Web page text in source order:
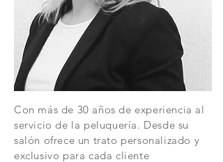
Con más de 30 años de experiencia al
servicio de la peluquería. Desde su
salón ofrece un trato personalizado y
exclusivo para cada cliente